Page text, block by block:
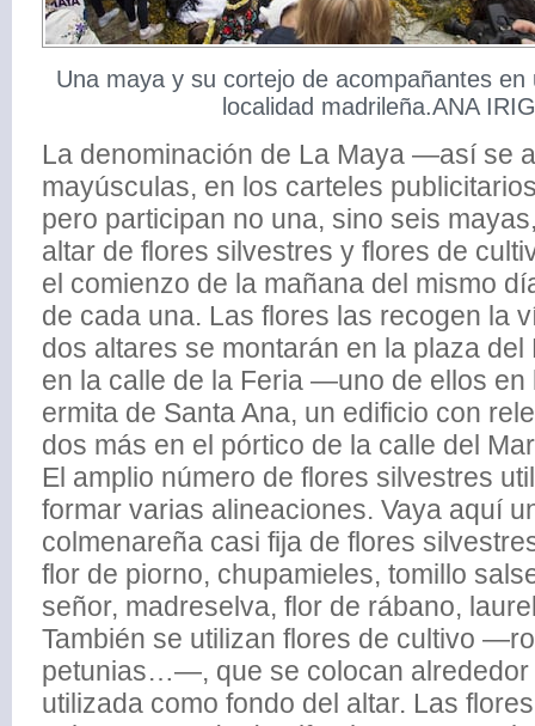
Una maya y su cortejo de acompañantes en
localidad madrileña.ANA
La denominación de La Maya —así se
mayúsculas, en los carteles
pero participan no una, sino seis
altar de flores silvestres y flores de
el comienzo de la mañana del mismo
de cada una. Las flores las recogen la
dos altares se montarán en la plaza del
en la calle de la Feria —uno de ellos en
ermita de Santa Ana, un edificio con
dos más en el pórtico de la calle del
El amplio número de flores silvestres
formar varias alineaciones. Vaya aquí
colmenareña casi fija de flores
flor de piorno, chupamieles, tomillo
señor, madreselva, flor de rábano,
También se utilizan flores de cultivo
petunias…—, que se colocan alrededor
utilizada como fondo del altar. Las